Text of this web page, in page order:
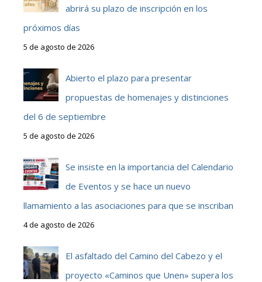
abrirá su plazo de inscripción en los
próximos días
5 de agosto de 2026
Abierto el plazo para presentar
propuestas de homenajes y distinciones
del 6 de septiembre
5 de agosto de 2026
Se insiste en la importancia del Calendario
de Eventos y se hace un nuevo
llamamiento a las asociaciones para que se inscriban
4 de agosto de 2026
El asfaltado del Camino del Cabezo y el
proyecto «Caminos que Unen» supera los